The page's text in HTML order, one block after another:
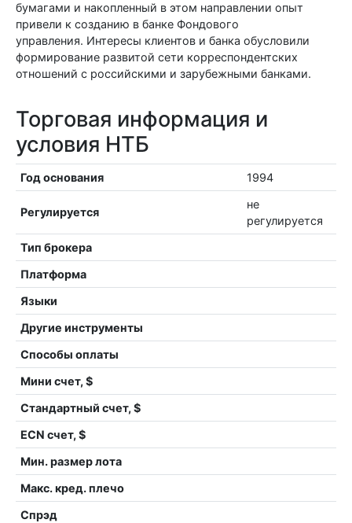
бумагами и накопленный в этом направлении опыт
привели к созданию в банке Фондового
управления. Интересы клиентов и банка обусловили
формирование развитой сети корреспондентских
отношений с российскими и зарубежными банками.
Торговая информация и
условия НТБ
Год основания 1994
Регулируется
не
регулируется
Тип брокера
Платформа
Языки
Другие инструменты
Способы оплаты
Мини счет, $
Стандартный счет, $
ECN счет, $
Мин. размер лота
Макс. кред. плечо
Спрэд